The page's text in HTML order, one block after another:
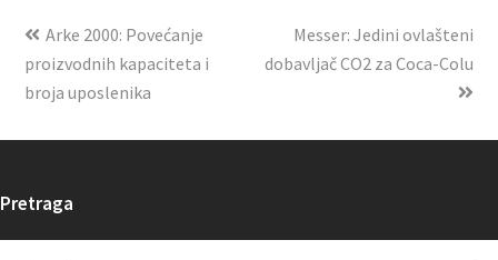
Arke 2000: Povećanje
proizvodnih kapaciteta i
broja uposlenika
Messer: Jedini ovlašteni
dobavljač CO2 za Coca-Colu
Pretraga